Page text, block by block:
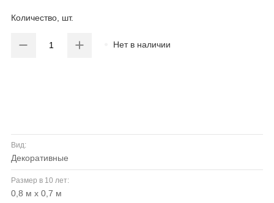
Количество, шт.
Нет в наличии
Вид:
декоративные
Размер в 10 лет:
0,8 м х 0,7 м